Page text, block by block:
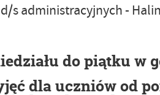
s administracyjnych -
do piątku w
dla uczniów od